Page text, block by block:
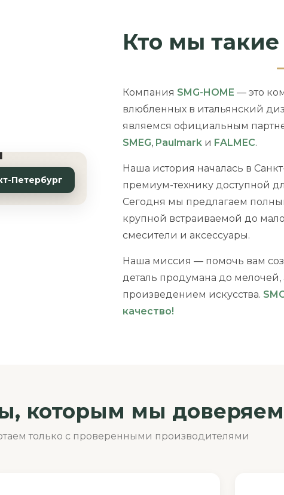
Петербург
Кто мы такие
Компания SMG-HOME — это
влюбленных в итальянский
являемся официальным
SMEG, Paulmark и FALMEC.
Наша история началась в
премиум-технику доступной
Сегодня мы предлагаем
крупной встраиваемой до
смесители и аксессуары.
Наша миссия — помочь вам
деталь продумана до мелочей,
произведением искусства.
качество!
которым мы доверяем
только с проверенными производителями